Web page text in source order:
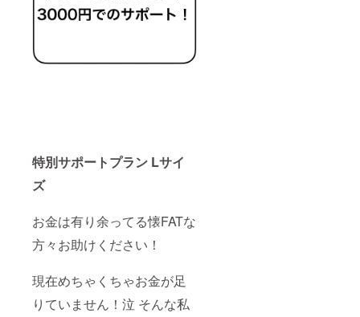
特別サポートプラン Lサイ
ズ
お金は有り余ってる懐FATな
方々お助けください！
現在めちゃくちゃお金が足
りていません！泣 そんな私